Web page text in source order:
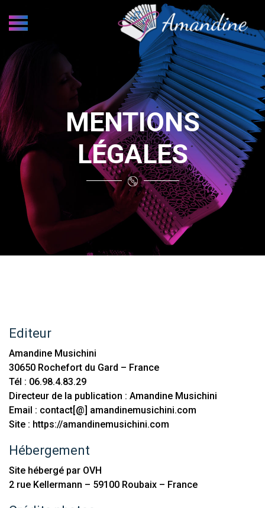
MENTIONS
LÉGALES
Editeur
Amandine Musichini
30650 Rochefort du Gard – France
Tél : 06.98.4.83.29
Directeur de la publication : Amandine Musichini
Email : contact[@] amandinemusichini.com
Site : https://amandinemusichini.com
Hébergement
Site hébergé par OVH
2 rue Kellermann – 59100 Roubaix – France